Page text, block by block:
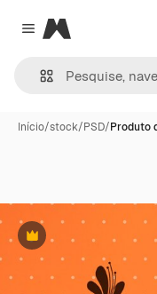
Close menu
Magnific
Início/stock/PSD/Produto
Premium